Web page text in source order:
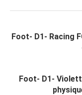
Foot- D1- Racing
Foot- D1-